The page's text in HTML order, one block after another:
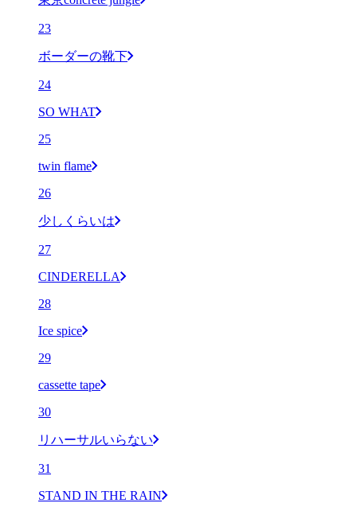
23
ボーダーの靴下
24
SO WHAT
25
twin flame
26
少しくらいは
27
CINDERELLA
28
Ice spice
29
cassette tape
30
リハーサルいらない
31
STAND IN THE RAIN